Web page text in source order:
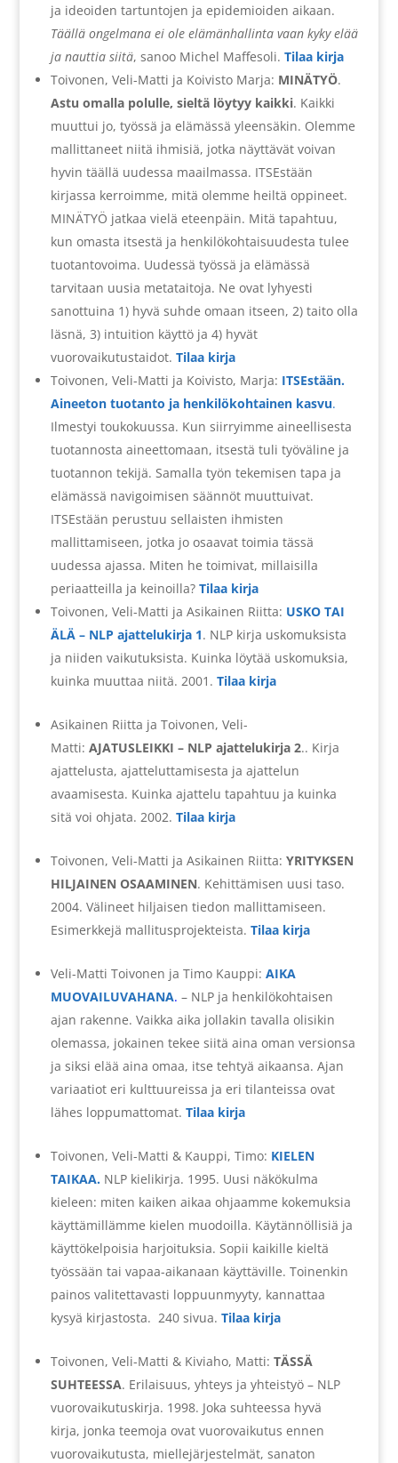
ja ideoiden tartuntojen ja epidemioiden aikaan.
Täällä ongelmana ei ole elämänhallinta vaan kyky elää
ja nauttia siitä, sanoo Michel Maffesoli. Tilaa kirja
Toivonen, Veli-Matti ja Koivisto Marja: MINÄTYÖ.
Astu omalla polulle, sieltä löytyy kaikki. Kaikki
muuttui jo, työssä ja elämässä yleensäkin. Olemme
mallittaneet niitä ihmisiä, jotka näyttävät voivan
hyvin täällä uudessa maailmassa. ITSEstään
kirjassa kerroimme, mitä olemme heiltä oppineet.
MINÄTYÖ jatkaa vielä eteenpäin. Mitä tapahtuu,
kun omasta itsestä ja henkilökohtaisuudesta tulee
tuotantovoima. Uudessä työssä ja elämässä
tarvitaan uusia metataitoja. Ne ovat lyhyesti
sanottuina 1) hyvä suhde omaan itseen, 2) taito olla
läsnä, 3) intuition käyttö ja 4) hyvät
vuorovaikutustaidot. Tilaa kirja
Toivonen, Veli-Matti ja Koivisto, Marja: ITSEstään.
Aineeton tuotanto ja henkilökohtainen kasvu.
Ilmestyi toukokuussa. Kun siirryimme aineellisesta
tuotannosta aineettomaan, itsestä tuli työväline ja
tuotannon tekijä. Samalla työn tekemisen tapa ja
elämässä navigoimisen säännöt muuttuivat.
ITSEstään perustuu sellaisten ihmisten
mallittamiseen, jotka jo osaavat toimia tässä
uudessa ajassa. Miten he toimivat, millaisilla
periaatteilla ja keinoilla? Tilaa kirja
Toivonen, Veli-Matti ja Asikainen Riitta: USKO TAI
ÄLÄ – NLP ajattelukirja 1. NLP kirja uskomuksista
ja niiden vaikutuksista. Kuinka löytää uskomuksia,
kuinka muuttaa niitä. 2001. Tilaa kirja
Asikainen Riitta ja Toivonen, Veli-
Matti: AJATUSLEIKKI – NLP ajattelukirja 2.. Kirja
ajattelusta, ajatteluttamisesta ja ajattelun
avaamisesta. Kuinka ajattelu tapahtuu ja kuinka
sitä voi ohjata. 2002. Tilaa kirja
Toivonen, Veli-Matti ja Asikainen Riitta: YRITYKSEN
HILJAINEN OSAAMINEN. Kehittämisen uusi taso.
2004. Välineet hiljaisen tiedon mallittamiseen.
Esimerkkejä mallitusprojekteista. Tilaa kirja
Veli-Matti Toivonen ja Timo Kauppi: AIKA
MUOVAILUVAHANA. – NLP ja henkilökohtaisen
ajan rakenne. Vaikka aika jollakin tavalla olisikin
olemassa, jokainen tekee siitä aina oman versionsa
ja siksi elää aina omaa, itse tehtyä aikaansa. Ajan
variaatiot eri kulttuureissa ja eri tilanteissa ovat
lähes loppumattomat. Tilaa kirja
Toivonen, Veli-Matti & Kauppi, Timo: KIELEN
TAIKAA.NLP kielikirja. 1995. Uusi näkökulma
kieleen: miten kaiken aikaa ohjaamme kokemuksia
käyttämillämme kielen muodoilla. Käytännöllisiä ja
käyttökelpoisia harjoituksia. Sopii kaikille kieltä
työssään tai vapaa-aikanaan käyttäville. Toinenkin
painos valitettavasti loppuunmyyty, kannattaa
kysyä kirjastosta. 240 sivua. Tilaa kirja
Toivonen, Veli-Matti & Kiviaho, Matti: TÄSSÄ
SUHTEESSA. Erilaisuus, yhteys ja yhteistyö – NLP
vuorovaikutuskirja. 1998. Joka suhteessa hyvä
kirja, jonka teemoja ovat vuorovaikutus ennen
vuorovaikutusta, miellejärjestelmät, sanaton